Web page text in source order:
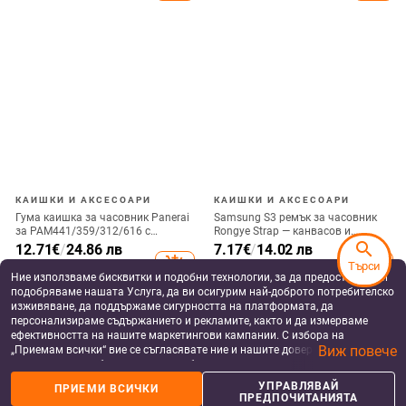
разговори, мониторинг на
сърдечния ритъм, водоустойчив,
TFT дисплей, магнитно
31.39 - 35.89€/
61.39 - 70.19 лв
AMOLED екран метален
ултратънък спортен
здравословен пулс кръв
кислород Bluetooth разговори
59.39 - 65.58€/
116.16 - 128.26 лв
add_shopping_cart
Ние използваме бисквитки и подобни технологии, за да предоставяме и
подобряваме нашата Услуга, да ви осигурим най-доброто потребителско
изживяване, да поддържаме сигурността на платформата, да
персонализираме съдържанието и рекламите, както и да измерваме
ефективността на нашите маркетингови кампании. С избора на
„Приемам всички“ вие се съгласявате ние и нашите доверени партньори
да съхраняваме бисквитки и подобни технологии на вашето устройство
за рекламни и аналитични цели. Можете по всяко време да управлявате
своите предпочитания, като натиснете „Управлявай предпочитанията“.
Виж повече
ПРИЕМИ ВСИЧКИ
УПРАВЛЯВАЙ
ПРЕДПОЧИТАНИЯТА
search
Търси